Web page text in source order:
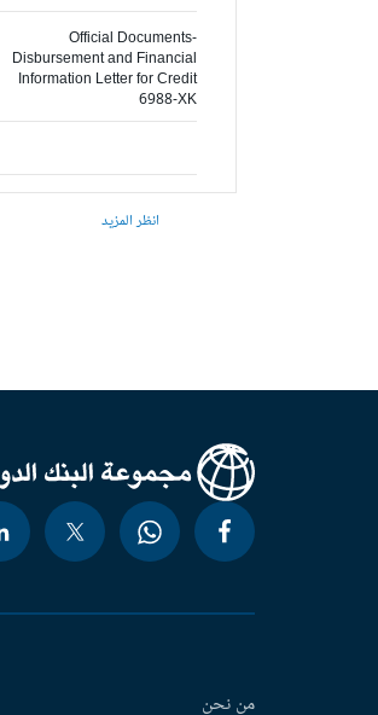
Official Documents-
Disbursement and Financial
Information Letter for Credit
6988-XK
انظر المزيد
من نحن